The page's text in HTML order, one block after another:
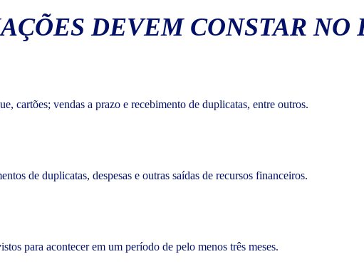
DEVEM CONSTAR
cartões; vendas a prazo e recebimento de duplicatas, entre outros.
de duplicatas, despesas e outras saídas de recursos financeiros.
para acontecer em um período de pelo menos três meses.